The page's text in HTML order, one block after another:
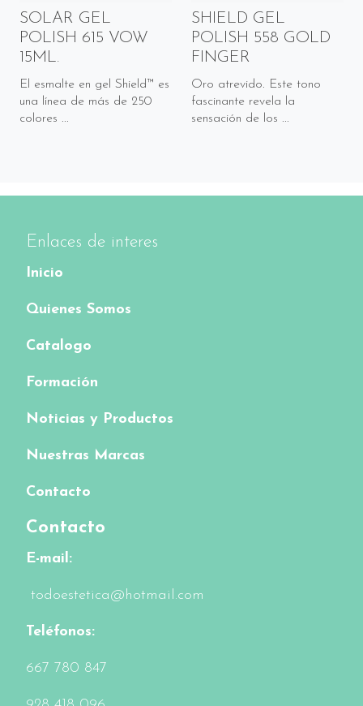
SOLAR GEL
POLISH 615 VOW
15ML.
El esmalte en gel Shield™ es
una línea de más de 250
colores ...
SHIELD GEL
POLISH 558 GOLD
FINGER
Oro atrevido. Este tono
fascinante revela la
sensación de los ...
Enlaces de interes
Inicio
Quienes Somos
Catalogo
Formación
Noticias y Productos
Nuestras Marcas
Contacto
Contacto
E-mail:
todoestetica@hotmail.com
Teléfonos:
667 780 847